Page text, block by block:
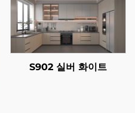
S902 실버 화이트